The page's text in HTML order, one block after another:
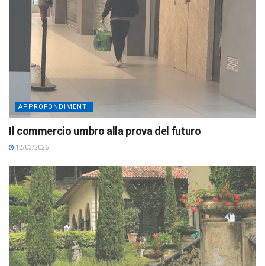
APPROFONDIMENTI
Il commercio umbro alla prova del futuro
12/03/2026